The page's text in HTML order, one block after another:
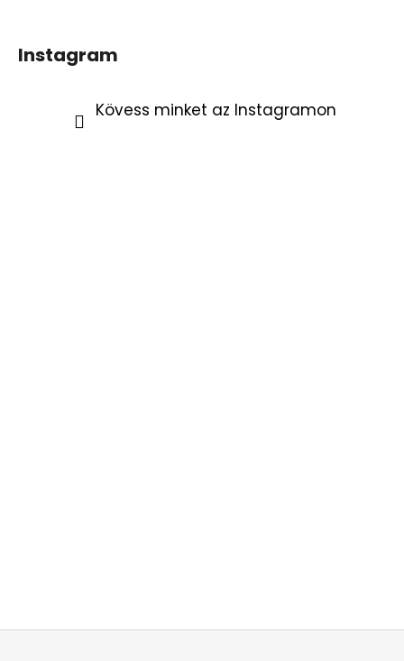
Instagram
Kövess minket az Instagramon
L